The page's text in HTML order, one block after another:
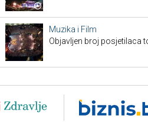
Muzika i Film
Objavljen broj posjetilaca